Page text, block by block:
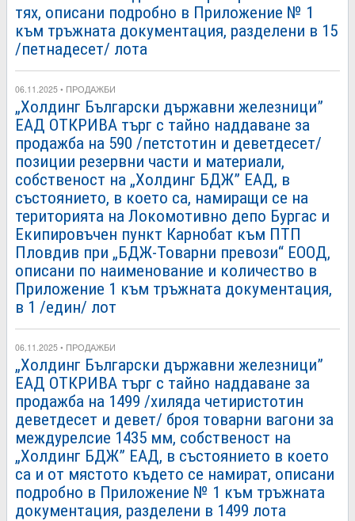
тях, описани подробно в Приложение № 1
към тръжната документация, разделени в 15
/петнадесет/ лота
06.11.2025 • ПРОДАЖБИ
„Холдинг Български държавни железници”
ЕАД ОТКРИВА търг с тайно наддаване за
продажба на 590 /петстотин и деветдесет/
позиции резервни части и материали,
собственост на „Холдинг БДЖ” ЕАД, в
състоянието, в което са, намиращи се на
територията на Локомотивно депо Бургас и
Екипировъчен пункт Карнобат към ПТП
Пловдив при „БДЖ-Товарни превози“ ЕООД,
описани по наименование и количество в
Приложение 1 към тръжната документация,
в 1 /един/ лот
06.11.2025 • ПРОДАЖБИ
„Холдинг Български държавни железници”
ЕАД ОТКРИВА търг с тайно наддаване за
продажба на 1499 /хиляда четиристотин
деветдесет и девет/ броя товарни вагони за
междурелсие 1435 мм, собственост на
„Холдинг БДЖ” ЕАД, в състоянието в което
са и от мястото където се намират, описани
подробно в Приложение № 1 към тръжната
документация, разделени в 1499 лота